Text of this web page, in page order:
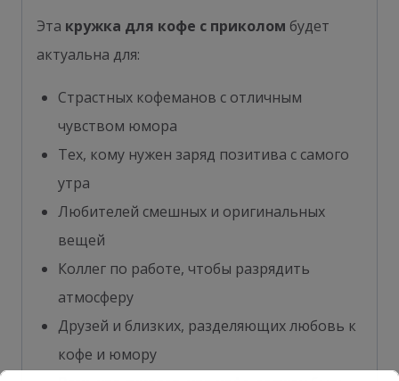
Эта кружка для кофе с приколом будет
актуальна для:
Страстных кофеманов с отличным
чувством юмора
Тех, кому нужен заряд позитива с самого
утра
Любителей смешных и оригинальных
вещей
Коллег по работе, чтобы разрядить
атмосферу
Друзей и близких, разделяющих любовь к
кофе и юмору